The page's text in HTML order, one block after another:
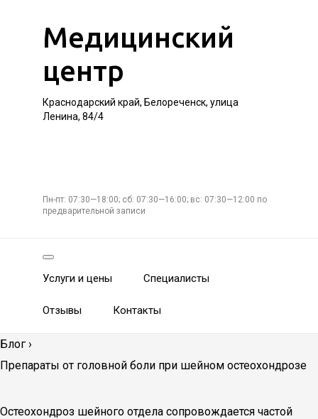
Медицинский
центр
Краснодарский край, Белореченск, улица
Ленина, 84/4
Пн-пт: 07:30—18:00; сб: 07:30—16:00; вс: 07:30—12:00 по
предварительной записи
Услуги и цены Специалисты
Отзывы Контакты
Блог ›
Препараты от головной боли при шейном остеохондрозе
Остеохондроз шейного отдела сопровождается частой